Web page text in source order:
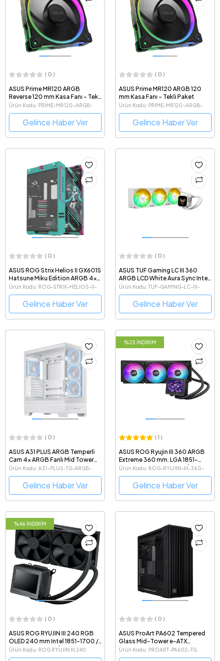
( 0 )
ASUS Prime MR120 ARGB
Reverse 120 mm Kasa Fanı - Tekli
Paket
Ürün Kodu: PRIME-MR120-ARGB-
REVERSE-BLACK
Gelince Haber Ver
( 0 )
ASUS Prime MR120 ARGB 120
mm Kasa Fanı - Tekli Paket
Ürün Kodu: PRIME-MR120-ARGB-
BLACK
Gelince Haber Ver
( 0 )
ASUS ROG Strix Helios II GX601S
Hatsune Miku Edition ARGB 4x
140 mm Fanlı Mid-Tower e-ATX
Gaming Bilgisayar Kasası
Ürün Kodu: ROG-STRIX-HELIOS-II-
GX601S-MIKU-EDITION
Gelince Haber Ver
( 0 )
ASUS TUF Gaming LC III 360
ARGB LCD White Aura Sync Intel
LGA1851-1700 ve AMD AM5
Destekli 360mm Beyaz İşlemci
Sıvı Soğutucu
Ürün Kodu: TUF-GAMING-LC-III-
360-ARGB-LCD-WHITE-EDITION
Gelince Haber Ver
( 0 )
ASUS A31 PLUS ARGB Temperli
Cam 4x ARGB Fanlı Mid Tower
Beyaz ATX Gaming Kasa
Ürün Kodu: A31-PLUS-TG-ARGB-
WHITE
Gelince Haber Ver
%25 İNDİRİM
( 1 )
ASUS ROG Ryujin III 360 ARGB
Extreme 360 mm. LGA 1851-
1700 / AMD AM5 Uyumlu İşlemci
Sıvı Soğutucu
Ürün Kodu: ROG-RYUJIN-III-360-
ARGB-EXTREME
Gelince Haber Ver
%46 İNDİRİM
( 0 )
ASUS ROG RYUJIN III 240 RGB
OLED 240 mm Intel 1851-1700 /
AMD AM5 Uyumlu İşlemci Sıvı
Soğutucu
Ürün Kodu: ROG RYUJIN III 240
( 0 )
ASUS ProArt PA602 Tempered
Glass Mid-Tower e-ATX
Bilgisayar Kasası
Ürün Kodu: PROART-PA602-TG